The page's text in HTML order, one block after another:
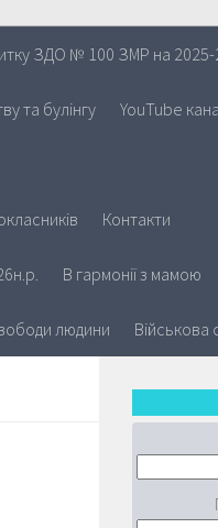
ЗДО № 100 ЗМР на 2025-
та булінгу YouTube
Контакти
В гармонії з мамою
людини Військова